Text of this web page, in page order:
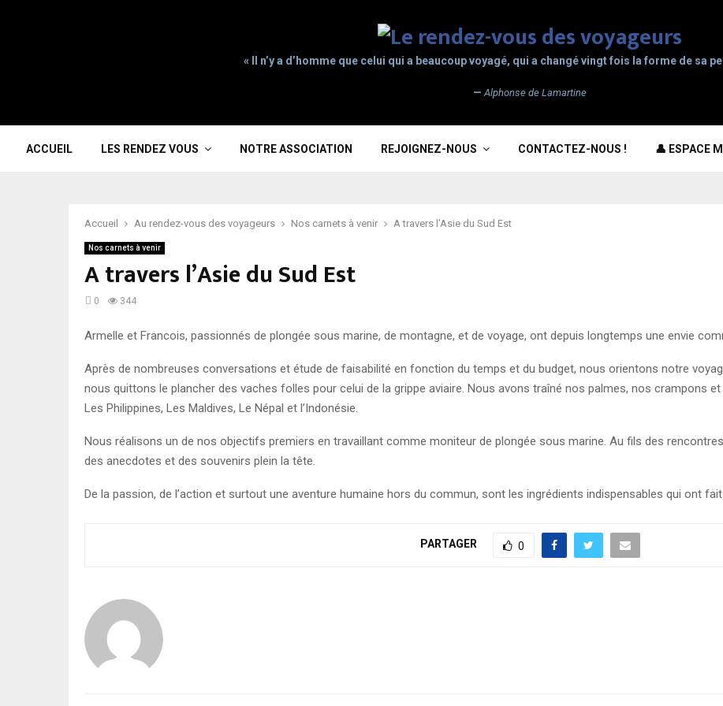
« Il n’y a d’homme que celui qui a beaucoup voyagé, qui a changé vingt fois la forme de sa
— Alphonse de Lamartine
ACCUEIL LES RENDEZ VOUS NOTRE ASSOCIATION REJOIGNEZ-NOUS CONTACTEZ-NOUS ! 👤 ESPACE
Accueil Au rendez-vous des voyageurs Nos carnets à venir A travers l’Asie du Sud Est
Nos carnets à venir
A travers l’Asie du Sud Est
0 344
Armelle et Francois, passionnés de plongée sous marine, de montagne, et de voyage, ont depuis longtemps une envie
Après de nombreuses conversations et étude de faisabilité en fonction du temps et du budget, nous orientons notre
nous quittons le plancher des vaches folles pour celui de la grippe aviaire. Nous avons traîné nos palmes, nos crampons
Les Philippines, Les Maldives, Le Népal et l’Indonésie.
Nous réalisons un de nos objectifs premiers en travaillant comme moniteur de plongée sous marine. Au fils des
des anecdotes et des souvenirs plein la tête.
De la passion, de l’action et surtout une aventure humaine hors du commun, sont les ingrédients indispensables qui ont fait
PARTAGER 0